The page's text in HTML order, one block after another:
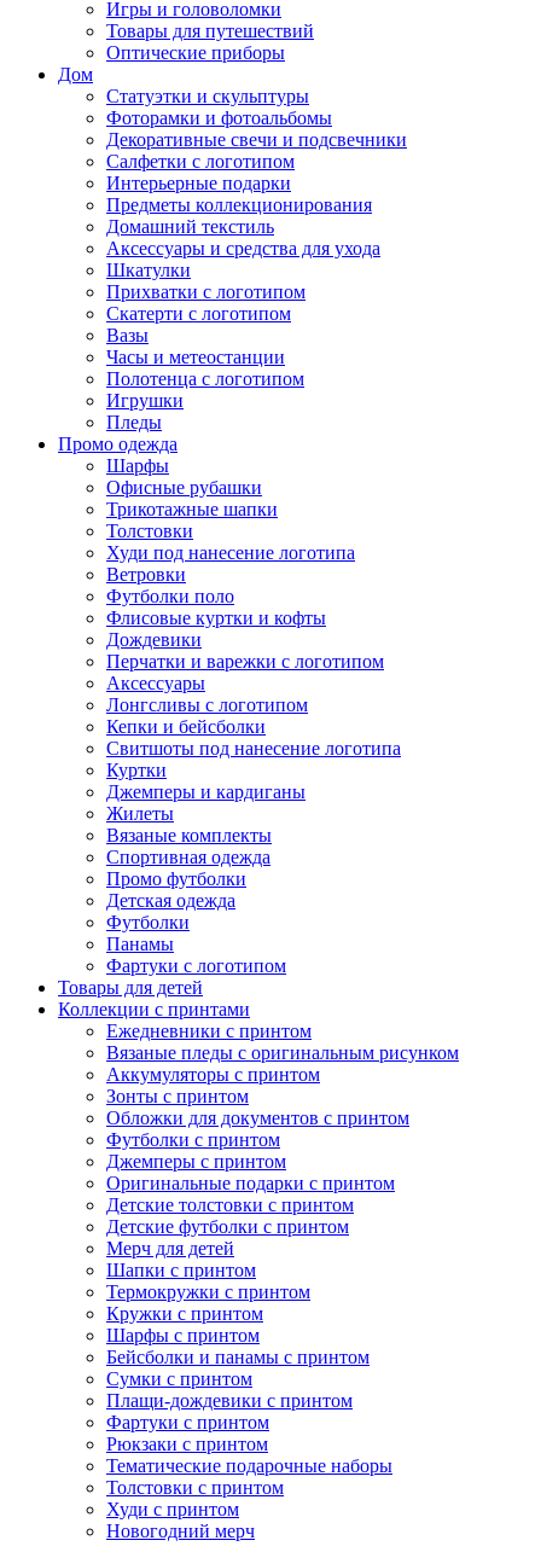
Игры и головоломки
Товары для путешествий
Оптические приборы
Дом
Статуэтки и скульптуры
Фоторамки и фотоальбомы
Декоративные свечи и подсвечники
Салфетки с логотипом
Интерьерные подарки
Предметы коллекционирования
Домашний текстиль
Аксессуары и средства для ухода
Шкатулки
Прихватки с логотипом
Скатерти с логотипом
Вазы
Часы и метеостанции
Полотенца с логотипом
Игрушки
Пледы
Промо одежда
Шарфы
Офисные рубашки
Трикотажные шапки
Толстовки
Худи под нанесение логотипа
Ветровки
Футболки поло
Флисовые куртки и кофты
Дождевики
Перчатки и варежки с логотипом
Аксессуары
Лонгсливы с логотипом
Кепки и бейсболки
Свитшоты под нанесение логотипа
Куртки
Джемперы и кардиганы
Жилеты
Вязаные комплекты
Спортивная одежда
Промо футболки
Детская одежда
Футболки
Панамы
Фартуки с логотипом
Товары для детей
Коллекции с принтами
Ежедневники с принтом
Вязаные пледы с оригинальным рисунком
Аккумуляторы с принтом
Зонты с принтом
Обложки для документов с принтом
Футболки с принтом
Джемперы с принтом
Оригинальные подарки с принтом
Детские толстовки с принтом
Детские футболки с принтом
Мерч для детей
Шапки с принтом
Термокружки с принтом
Кружки с принтом
Шарфы с принтом
Бейсболки и панамы с принтом
Сумки с принтом
Плащи-дождевики с принтом
Фартуки с принтом
Рюкзаки с принтом
Тематические подарочные наборы
Толстовки с принтом
Худи с принтом
Новогодний мерч